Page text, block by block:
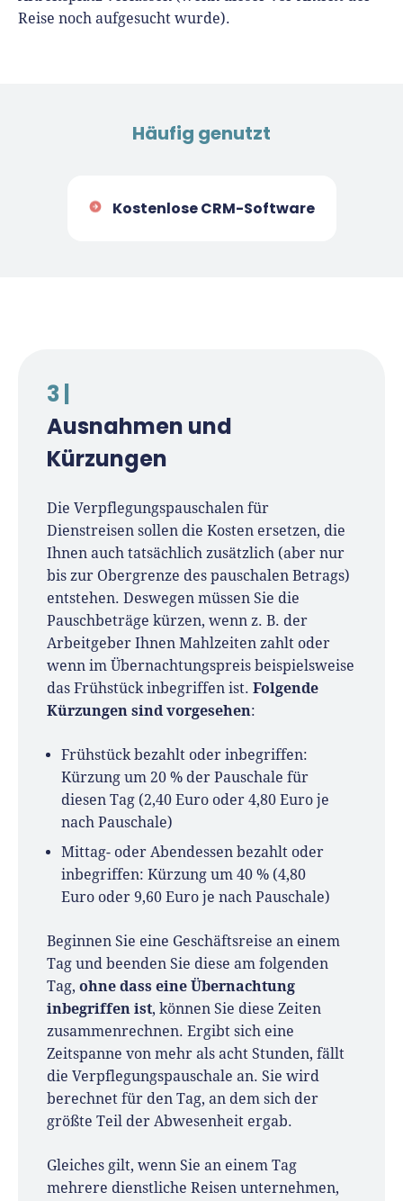
Reise noch aufgesucht wurde).
Häufig genutzt
Kostenlose CRM-Software
3 |
Ausnahmen und
Kürzungen
Die Verpflegungspauschalen für
Dienstreisen sollen die Kosten ersetzen, die
Ihnen auch tatsächlich zusätzlich (aber nur
bis zur Obergrenze des pauschalen Betrags)
entstehen. Deswegen müssen Sie die
Pauschbeträge kürzen, wenn z. B. der
Arbeitgeber Ihnen Mahlzeiten zahlt oder
wenn im Übernachtungspreis beispielsweise
das Frühstück inbegriffen ist. Folgende
Kürzungen sind vorgesehen:
Frühstück bezahlt oder inbegriffen:
Kürzung um 20 % der Pauschale für
diesen Tag (2,40 Euro oder 4,80 Euro je
nach Pauschale)
Mittag- oder Abendessen bezahlt oder
inbegriffen: Kürzung um 40 % (4,80
Euro oder 9,60 Euro je nach Pauschale)
Beginnen Sie eine Geschäftsreise an einem
Tag und beenden Sie diese am folgenden
Tag, ohne dass eine Übernachtung
inbegriffen ist, können Sie diese Zeiten
zusammenrechnen. Ergibt sich eine
Zeitspanne von mehr als acht Stunden, fällt
die Verpflegungspauschale an. Sie wird
berechnet für den Tag, an dem sich der
größte Teil der Abwesenheit ergab.
Gleiches gilt, wenn Sie an einem Tag
mehrere dienstliche Reisen unternehmen,